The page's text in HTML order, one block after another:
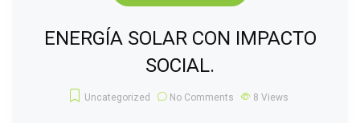
ENERGÍA SOLAR CON IMPACTO
SOCIAL.
Uncategorized No Comments 8 Views